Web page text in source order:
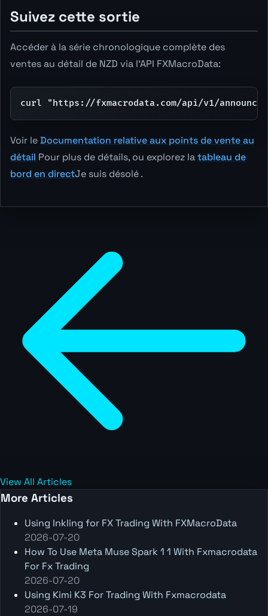
Suivez cette sortie
Accéder à la série chronologique complète des
ventes au détail de NZD via l'API FXMacroData:
curl "https://fxmacrodata.com/api/v1/
Voir leDocumentation relative aux points de vente au
détail Pour plus de détails, ou explorez latableau de
bord en directJe suis désolé .
View All Articles
More Articles
Using Inkling for FX Trading With FXMacroData
2026-07-20
How To Use Meta Muse Spark 1 1 With Fxmacrodata
For Fx Trading
2026-07-20
Using Kimi K3 For Trading With Fxmacrodata
2026-07-19